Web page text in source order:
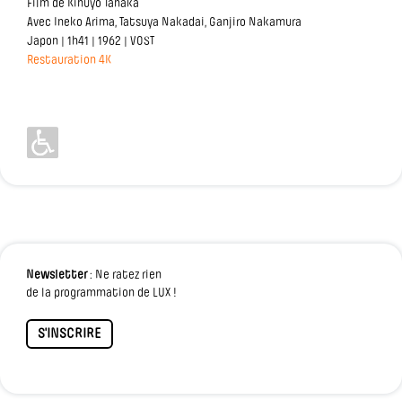
Film de Kinuyo Tanaka
Avec Ineko Arima, Tatsuya Nakadai, Ganjiro Nakamura
Japon | 1h41 | 1962 | VOST
Restauration 4K
Newsletter: Ne ratez rien
de la programmation de LUX !
S'INSCRIRE